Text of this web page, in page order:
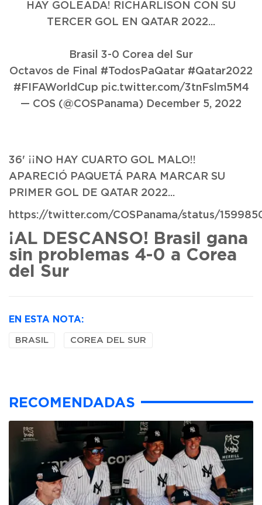
HAY GOLEADA! RICHARLISON CON SU
TERCER GOL EN QATAR 2022...
Brasil 3-0 Corea del Sur
Octavos de Final #TodosPaQatar #Qatar2022
#FIFAWorldCup pic.twitter.com/3tnFslm5M4
— COS (@COSPanama) December 5, 2022
36' ¡¡NO HAY CUARTO GOL MALO!!
APARECIÓ PAQUETÁ PARA MARCAR SU
PRIMER GOL DE QATAR 2022...
https://twitter.com/COSPanama/status/
¡AL DESCANSO! Brasil gana
sin problemas 4-0 a Corea
del Sur
EN ESTA NOTA:
BRASIL COREA DEL SUR
RECOMENDADAS